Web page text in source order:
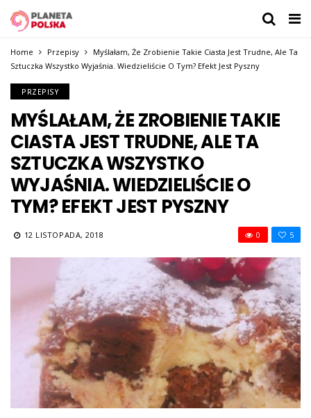
Home Przepisy
Myślałam, Że Zrobienie Takie Ciasta Jest Trudne, Ale Ta
Sztuczka Wszystko Wyjaśnia. Wiedzieliście O Tym? Efekt Jest Pyszny
PRZEPISY
MYŚLAŁAM, ŻE ZROBIENIE TAKIE
CIASTA JEST TRUDNE, ALE TA
SZTUCZKA WSZYSTKO
WYJAŚNIA. WIEDZIELIŚCIE O
TYM? EFEKT JEST PYSZNY
12 LISTOPADA, 2018 5
0